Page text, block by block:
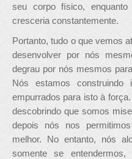
seu corpo físico,
cresceria constantemente.
Portanto, tudo o que vemos
desenvolver por nós
degrau por nós mesmos
Nós estamos
empurrados para isto à
descobrindo que somos
depois nós nos
melhor. No entanto, nós
somente se entendermos,